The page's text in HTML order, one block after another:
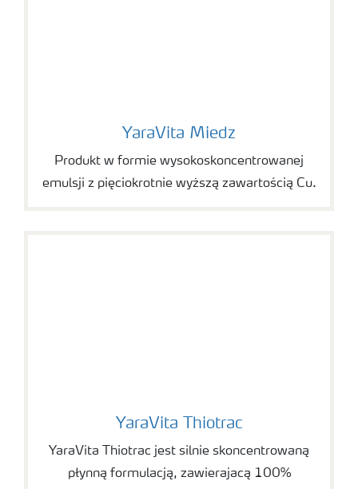
YaraVita Miedz
Produkt w formie wysokoskoncentrowanej
emulsji z pięciokrotnie wyższą zawartością Cu.
YaraVita Thiotrac
YaraVita Thiotrac jest silnie skoncentrowaną
płynną formulacją, zawierajacą 100%